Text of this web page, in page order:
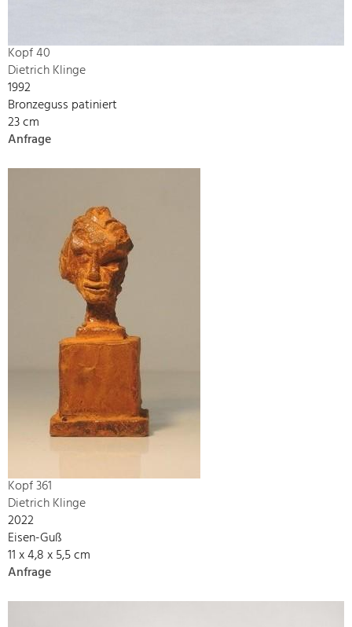
Kopf 40
Dietrich Klinge
1992
Bronzeguss patiniert
23 cm
Anfrage
Kopf 361
Dietrich Klinge
2022
Eisen-Guß
11 x 4,8 x 5,5 cm
Anfrage